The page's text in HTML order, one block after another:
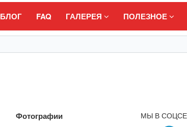
БЛОГ FAQ ГАЛЕРЕЯ ПОЛЕЗНОЕ
Фотографии МЫ В